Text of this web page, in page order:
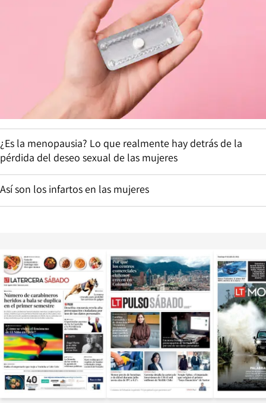
¿Es la menopausia? Lo que realmente hay detrás de la
pérdida del deseo sexual de las mujeres
Así son los infartos en las mujeres
Opens in new window Opens in